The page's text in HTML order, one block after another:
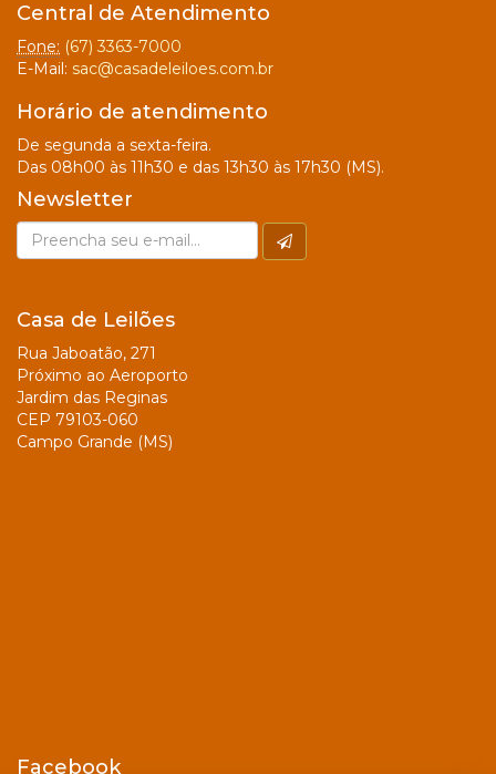
Central de Atendimento
Fone: (67) 3363-7000
E-Mail: sac@casadeleiloes.com.br
Horário de atendimento
De segunda a sexta-feira.
Das 08h00 às 11h30 e das 13h30 às 17h30 (MS).
Newsletter
Casa de Leilões
Rua Jaboatão, 271
Próximo ao Aeroporto
Jardim das Reginas
CEP 79103-060
Campo Grande (MS)
Facebook